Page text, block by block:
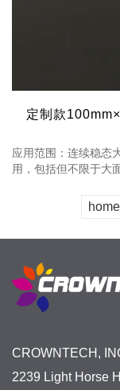
定制款
应用范围：连续稳态
用，包括但不限于大
home
CROWNTECH,
2239 Light Horse